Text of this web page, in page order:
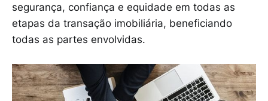
segurança, confiança e equidade em todas as
etapas da transação imobiliária, beneficiando
todas as partes envolvidas.